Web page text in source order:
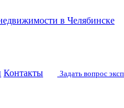
в Челябинске
Контакты Задать вопрос